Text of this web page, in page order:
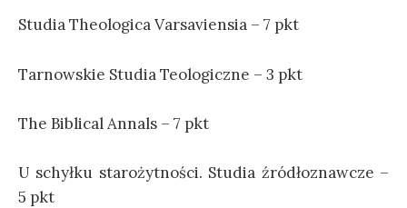
Studia Theologica Varsaviensia – 7 pkt
Tarnowskie StudiaTeologiczne – 3 pkt
The Biblical Annals – 7 pkt
U schyłku starożytności. Studia źródłoznawcze –
5 pkt